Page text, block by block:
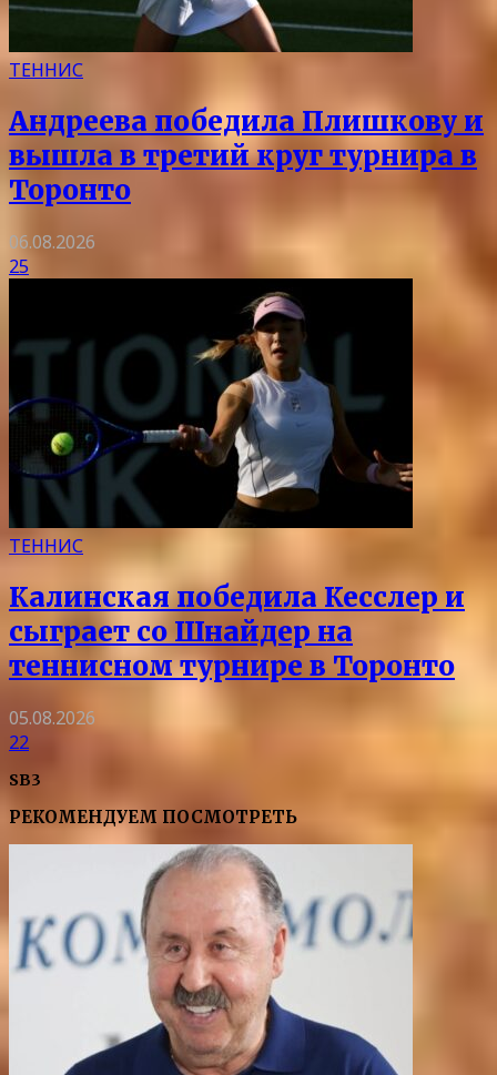
ТЕННИС
Андреева победила Плишкову и
вышла в третий круг турнира в
Торонто
06.08.2026
25
ТЕННИС
Калинская победила Кесслер и
сыграет со Шнайдер на
теннисном турнире в Торонто
05.08.2026
22
SB3
РЕКОМЕНДУЕМ ПОСМОТРЕТЬ